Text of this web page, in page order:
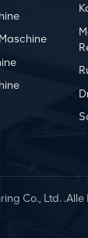
Co., Ltd. .Alle